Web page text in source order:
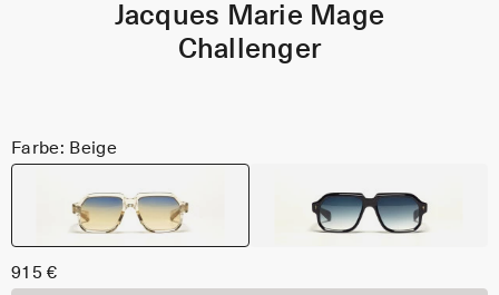
Jacques Marie Mage
Challenger
Farbe: Beige
915 €